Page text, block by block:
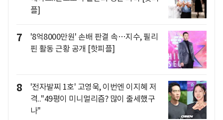
플]
7
'8억8000만원' 손배 판결 속…지수, 필리
핀 활동 근황 공개 [핫피플]
8
'전자발찌 1호' 고영욱, 이번엔 이지혜 저
격.."49평이 미니멀리즘? 많이 출세했구
나"